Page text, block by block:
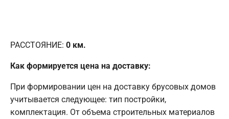
РАССТОЯНИЕ: 0 км.
Как формируется цена на доставку:
При формировании цен на доставку брусовых домов
учитывается следующее: тип постройки,
комплектация. От объема строительных материалов